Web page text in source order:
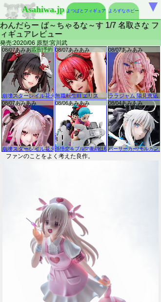
Asahiwa.jp よつばとフィギュア よろずなホビー
わんだらー ば～ちゃるな～す 1/7 名取さな フ
ィギュアレビュー
発売:2020/06 原型:宮川武
ファンのことをよく考えた良作。
▼